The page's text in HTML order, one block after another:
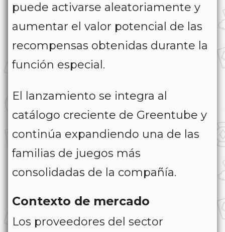
puede activarse aleatoriamente y
aumentar el valor potencial de las
recompensas obtenidas durante la
función especial.
El lanzamiento se integra al
catálogo creciente de Greentube y
continúa expandiendo una de las
familias de juegos más
consolidadas de la compañía.
Contexto de mercado
Los proveedores del sector